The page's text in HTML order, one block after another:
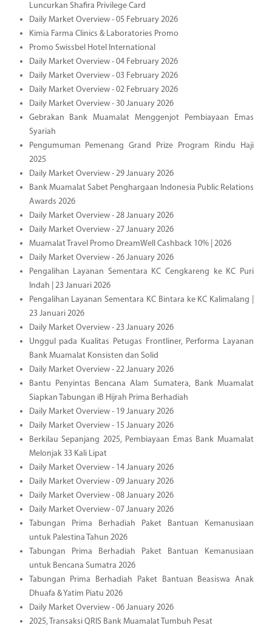
Luncurkan Shafira Privilege Card
Daily Market Overview - 05 February 2026
Kimia Farma Clinics & Laboratories Promo
Promo Swissbel Hotel International
Daily Market Overview - 04 February 2026
Daily Market Overview - 03 February 2026
Daily Market Overview - 02 February 2026
Daily Market Overview - 30 January 2026
Gebrakan Bank Muamalat Menggenjot Pembiayaan Emas
Syariah
Pengumuman Pemenang Grand Prize Program Rindu Haji
2025
Daily Market Overview - 29 January 2026
Bank Muamalat Sabet Penghargaan Indonesia Public Relations
Awards 2026
Daily Market Overview - 28 January 2026
Daily Market Overview - 27 January 2026
Muamalat Travel Promo DreamWell Cashback 10% | 2026
Daily Market Overview - 26 January 2026
Pengalihan Layanan Sementara KC Cengkareng ke KC Puri
Indah | 23 Januari 2026
Pengalihan Layanan Sementara KC Bintara ke KC Kalimalang |
23 Januari 2026
Daily Market Overview - 23 January 2026
Unggul pada Kualitas Petugas Frontliner, Performa Layanan
Bank Muamalat Konsisten dan Solid
Daily Market Overview - 22 January 2026
Bantu Penyintas Bencana Alam Sumatera, Bank Muamalat
Siapkan Tabungan iB Hijrah Prima Berhadiah
Daily Market Overview - 19 January 2026
Daily Market Overview - 15 January 2026
Berkilau Sepanjang 2025, Pembiayaan Emas Bank Muamalat
Melonjak 33 Kali Lipat
Daily Market Overview - 14 January 2026
Daily Market Overview - 09 January 2026
Daily Market Overview - 08 January 2026
Daily Market Overview - 07 January 2026
Tabungan Prima Berhadiah Paket Bantuan Kemanusiaan
untuk Palestina Tahun 2026
Tabungan Prima Berhadiah Paket Bantuan Kemanusiaan
untuk Bencana Sumatra 2026
Tabungan Prima Berhadiah Paket Bantuan Beasiswa Anak
Dhuafa & Yatim Piatu 2026
Daily Market Overview - 06 January 2026
2025, Transaksi QRIS Bank Muamalat Tumbuh Pesat